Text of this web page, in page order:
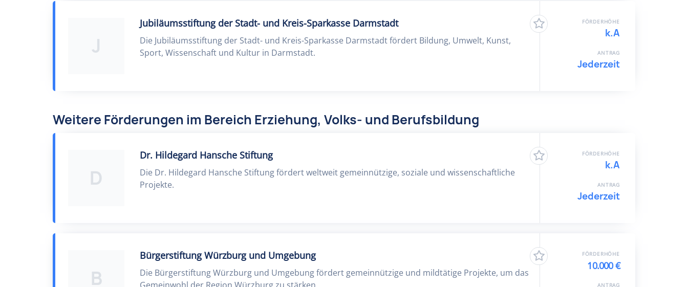
J
Jubiläumsstiftung der Stadt- und Kreis-Sparkasse Darmstadt
Die Jubiläumsstiftung der Stadt- und Kreis-Sparkasse Darmstadt fördert Bildung, Umwelt, Kunst,
Sport, Wissenschaft und Kultur in Darmstadt.
FÖRDERHÖHE
k.A
ANTRAG
Jederzeit
Weitere Förderungen im Bereich Erziehung, Volks- und Berufsbildung
D
Dr. Hildegard Hansche Stiftung
Die Dr. Hildegard Hansche Stiftung fördert weltweit gemeinnützige, soziale und wissenschaftliche
Projekte.
FÖRDERHÖHE
k.A
ANTRAG
Jederzeit
B
Bürgerstiftung Würzburg und Umgebung
Die Bürgerstiftung Würzburg und Umgebung fördert gemeinnützige und mildtätige Projekte, um das
FÖRDERHÖHE
10.000 €
ANTRAG